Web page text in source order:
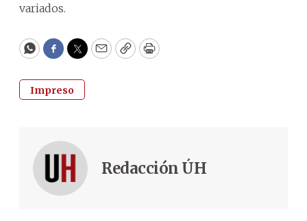
variados.
WhatsApp
Facebook
Twitter
EmailCopyPrint
Impreso
Redacción ÚH